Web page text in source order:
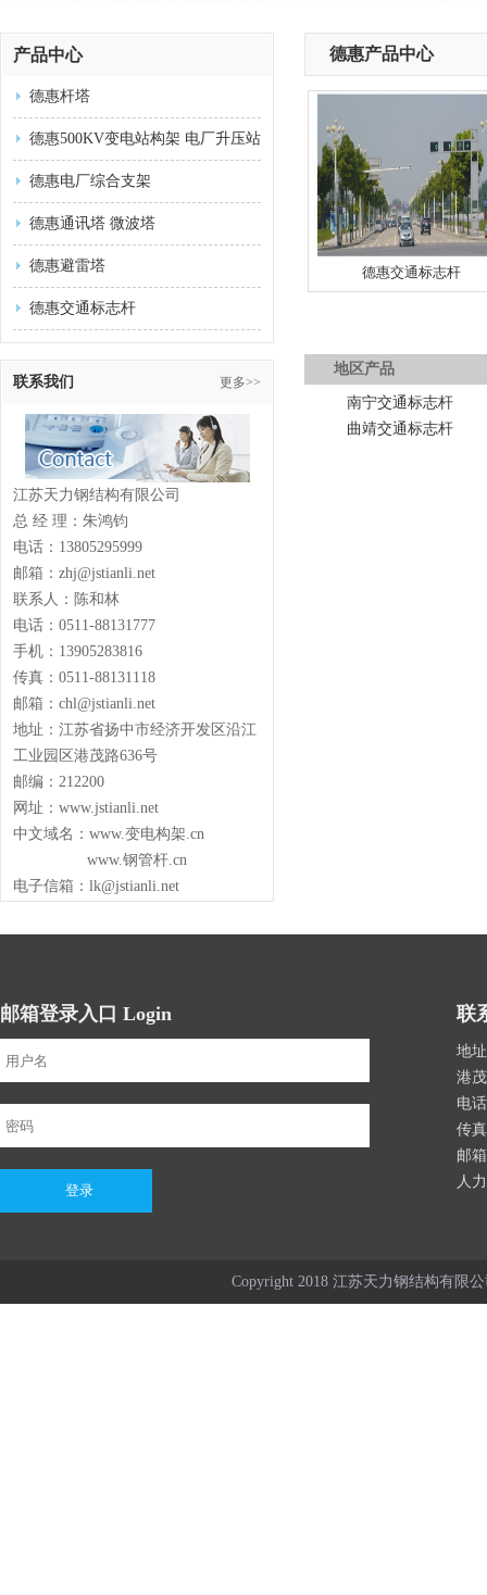
产品中心
德惠杆塔
德惠500KV变电站构架 电厂升压站
德惠电厂综合支架
德惠通讯塔 微波塔
德惠避雷塔
德惠交通标志杆
联系我们 更多>>
江苏天力钢结构有限公司
总 经 理：朱鸿钧
电话：13805295999
邮箱：zhj@jstianli.net
联系人：陈和林
电话：0511-88131777
手机：13905283816
传真：0511-88131118
邮箱：chl@jstianli.net
地址：江苏省扬中市经济开发区沿江
工业园区港茂路636号
邮编：212200
网址：www.jstianli.net
中文域名：www.变电构架.cn
www.钢管杆.cn
电子信箱：lk@jstianli.net
德惠产品中心
德惠交通标志杆
地区产品
南宁交通标志杆
曲靖交通标志杆
邮箱登录入口 Login 联
地
港
电
传
邮
人
Copyright 2018 江苏天力钢结构有限